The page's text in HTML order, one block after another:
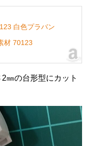
白色プラバン
材 70123
㎜の台形型にカット